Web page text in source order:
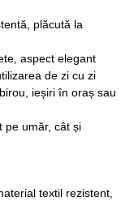
plăcută la
aspect elegant
de zi cu zi
ieșiri în oraș sau
pe umăr, cât și
textil rezistent,